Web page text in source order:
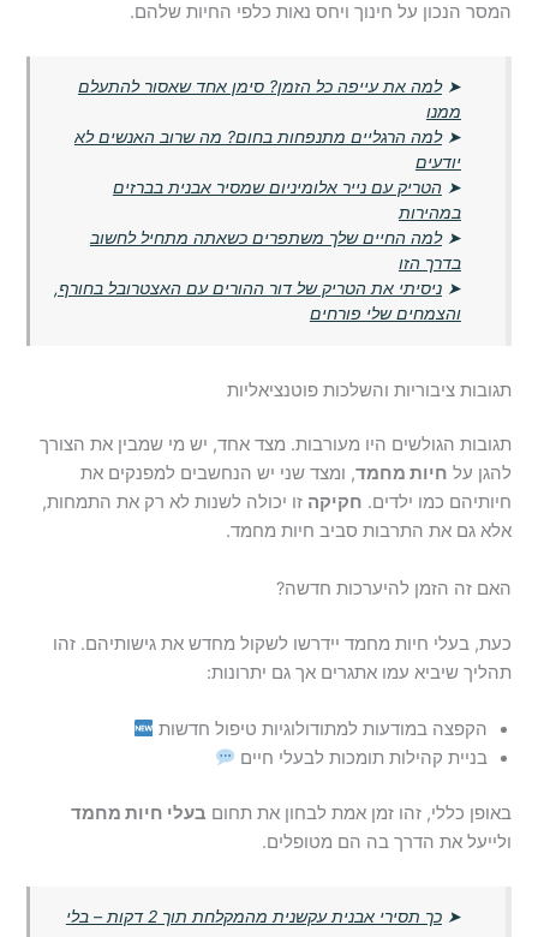
המסר הנכון על חינוך ויחס נאות כלפי החיות שלהם.
➤למה את עייפה כל הזמן? סימן אחד שאסור להתעלם
ממנו
➤למה הרגליים מתנפחות בחום? מה שרוב האנשים לא
יודעים
➤ הטריק עם נייר אלומיניום שמסיר אבנית בברזים
במהירות
➤למה החיים שלך משתפרים כשאתה מתחיל לחשוב
בדרך הזו
➤ניסיתי את הטריק של דור ההורים עם האצטרובל בחורף,
והצמחים שלי פורחים
תגובות ציבוריות והשלכות פוטנציאליות
תגובות הגולשים היו מעורבות. מצד אחד, יש מי שמבין את הצורך
להגן על חיות מחמד, ומצד שני יש הנחשבים למפנקים את
חיותיהם כמו ילדים. חקיקה זו יכולה לשנות לא רק את התמחות,
אלא גם את התרבות סביב חיות מחמד.
האם זה הזמן להיערכות חדשה?
כעת, בעלי חיות מחמד יידרשו לשקול מחדש את גישותיהם. זהו
תהליך שיביא עמו אתגרים אך גם יתרונות:
הקפצה במודעות למתודולוגיות טיפול חדשות
בניית קהילות תומכות לבעלי חיים
באופן כללי, זהו זמן אמת לבחון את תחום בעלי חיות מחמד
ולייעל את הדרך בה הם מטופלים.
➤
כך תסירי אבנית עקשנית מהמקלחת תוך 2 דקות – בלי